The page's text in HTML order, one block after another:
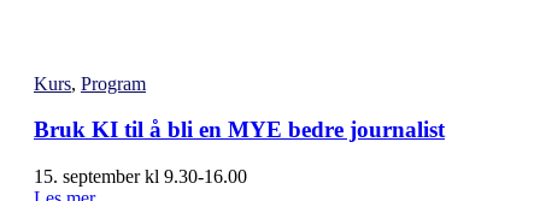
Kurs, Program
Bruk KI til å bli en MYE bedre journalist
15. september kl 9.30-16.00